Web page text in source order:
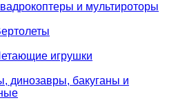
и мультироторы
игрушки
динозавры, бакуганы и